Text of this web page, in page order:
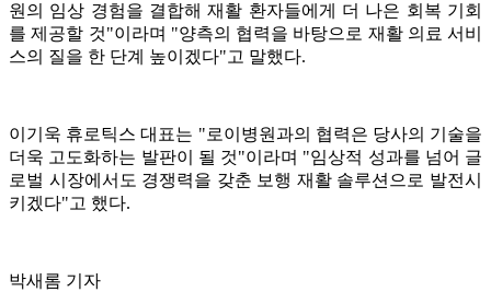
원의 임상 경험을 결합해 재활 환자들에게 더 나은 회복 기회
를 제공할 것"이라며 "양측의 협력을 바탕으로 재활 의료 서비
스의 질을 한 단계 높이겠다"고 말했다.
이기욱 휴로틱스 대표는 "로이병원과의 협력은 당사의 기술을
더욱 고도화하는 발판이 될 것"이라며 "임상적 성과를 넘어 글
로벌 시장에서도 경쟁력을 갖춘 보행 재활 솔루션으로 발전시
키겠다"고 했다.
박새롬 기자